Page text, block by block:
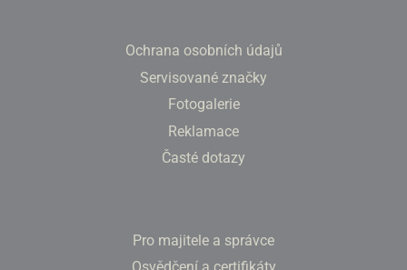
Ochrana osobních údajů
Servisované značky
Fotogalerie
Reklamace
Časté dotazy
Pro majitele a správce